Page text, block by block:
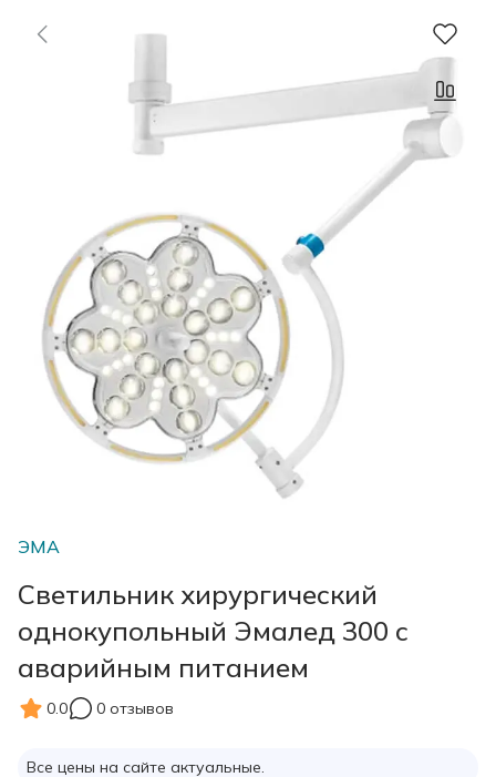
ЭМА
Светильник хирургический
однокупольный Эмалед 300 с
аварийным питанием
0.0 0 отзывов
Все цены на сайте актуальные.